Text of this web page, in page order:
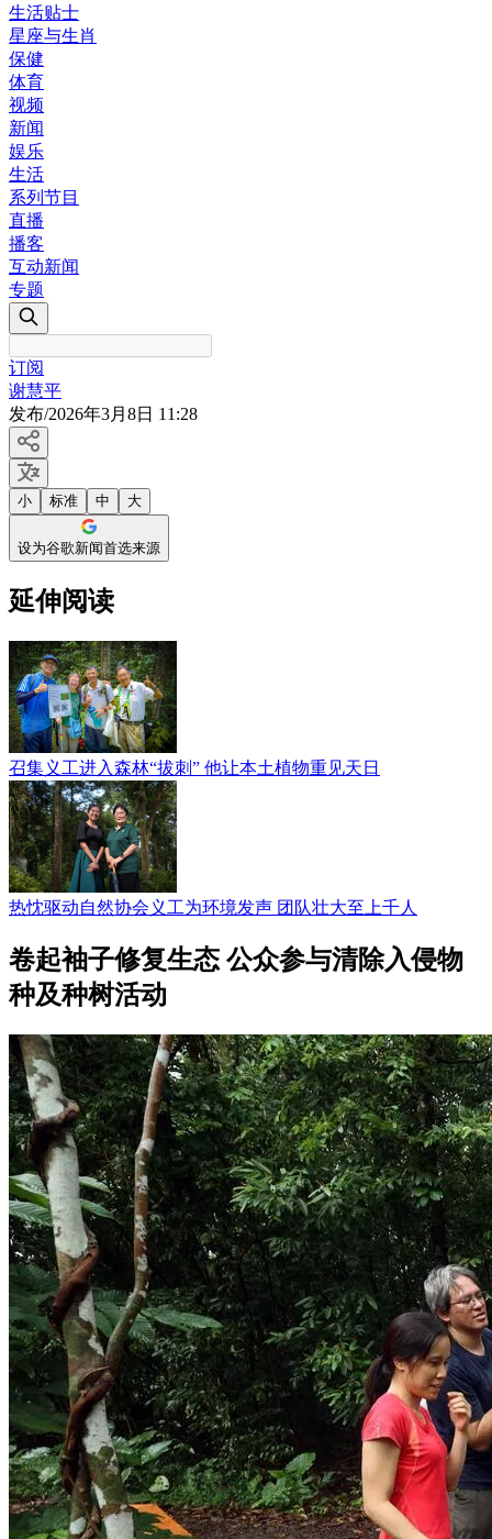
生活贴士
星座与生肖
保健
体育
视频
新闻
娱乐
生活
系列节目
直播
播客
互动新闻
专题
订阅
谢慧平
发布/2026年3月8日 11:28
小 标准 中 大
设为谷歌新闻首选来源
延伸阅读
召集义工进入森林“拔刺” 他让本土植物重见天日
热忱驱动自然协会义工为环境发声 团队壮大至上千人
卷起袖子修复生态 公众参与清除入侵物
种及种树活动